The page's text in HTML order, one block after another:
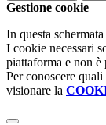
Gestione cookie
In questa
I cookie necessari
piattaforma e non
Per conoscere
visionare la